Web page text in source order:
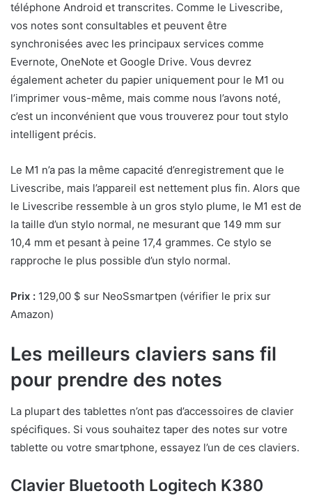
téléphone Android et transcrites. Comme le Livescribe,
vos notes sont consultables et peuvent être
synchronisées avec les principaux services comme
Evernote, OneNote et Google Drive. Vous devrez
également acheter du papier uniquement pour le M1 ou
l’imprimer vous-même, mais comme nous l’avons noté,
c’est un inconvénient que vous trouverez pour tout stylo
intelligent précis.
Le M1 n’a pas la même capacité d’enregistrement que le
Livescribe, mais l’appareil est nettement plus fin. Alors que
le Livescribe ressemble à un gros stylo plume, le M1 est de
la taille d’un stylo normal, ne mesurant que 149 mm sur
10,4 mm et pesant à peine 17,4 grammes. Ce stylo se
rapproche le plus possible d’un stylo normal.
Prix : 129,00 $ sur NeoSsmartpen (vérifier le prix sur
Amazon)
Les meilleurs claviers sans fil
pour prendre des notes
La plupart des tablettes n’ont pas d’accessoires de clavier
spécifiques. Si vous souhaitez taper des notes sur votre
tablette ou votre smartphone, essayez l’un de ces claviers.
Clavier Bluetooth Logitech K380